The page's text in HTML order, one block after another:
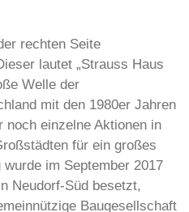
rechten Seite
lautet „Strauss Haus
Welle der
mit den 1980er Jahren
noch einzelne Aktionen in
für ein großes
im September 2017
Neudorf-Süd besetzt,
Baugesellschaft